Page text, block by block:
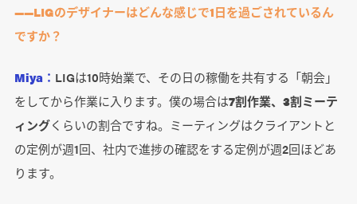
――LIGのデザイナーはどんな感じで1日を過ごされているん
ですか？
Miya： LIGは10時始業で、その日の稼働を共有する「朝会」
をしてから作業に入ります。僕の場合は7割作業、3割ミーテ
ィングくらいの割合ですね。ミーティングはクライアントと
の定例が週1回、社内で進捗の確認をする定例が週2回ほどあ
ります。